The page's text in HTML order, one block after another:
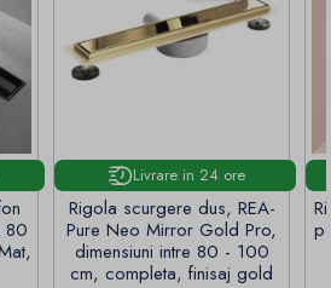
80
Livrare in 24 ore
Rigola scurgere dus, REA-
Pure Neo Mirror Gold Pro,
dimensiuni intre 80 - 100
cm, completa, finisaj gold